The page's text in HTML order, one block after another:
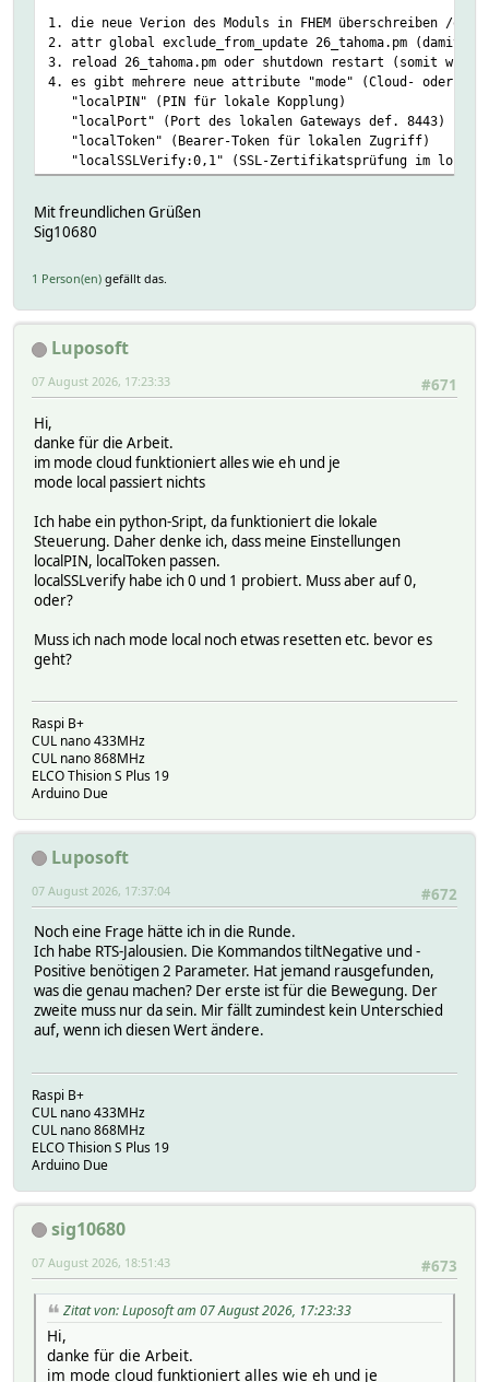
1. die neue Verion des Moduls in FHEM überschreiben /opt/
2. attr global exclude_from_update 26_tahoma.pm (damit
3. reload 26_tahoma.pm oder shutdown restart (somit wird
4. es gibt mehrere neue attribute "mode" (Cloud- oder
"localPIN" (PIN für lokale Kopplung)
"localPort" (Port des lokalen Gateways def. 8443)
"localToken" (Bearer-Token für lokalen Zugriff)
"localSSLVerify:0,1" (SSL-Zertifikatsprüfung im lokalen
Mit freundlichen Grüßen
Sig10680
1 Person(en) gefällt das.
Luposoft
#671
07 August 2026, 17:23:33
Hi,
danke für die Arbeit.
im mode cloud funktioniert alles wie eh und je
mode local passiert nichts
Ich habe ein python-Sript, da funktioniert die lokale
Steuerung. Daher denke ich, dass meine Einstellungen
localPIN, localToken passen.
localSSLverify habe ich 0 und 1 probiert. Muss aber auf 0,
oder?
Muss ich nach mode local noch etwas resetten etc. bevor es
geht?
Raspi B+
CUL nano 433MHz
CUL nano 868MHz
ELCO Thision S Plus 19
Arduino Due
Luposoft
#672
07 August 2026, 17:37:04
Noch eine Frage hätte ich in die Runde.
Ich habe RTS-Jalousien. Die Kommandos tiltNegative und -
Positive benötigen 2 Parameter. Hat jemand rausgefunden,
was die genau machen? Der erste ist für die Bewegung. Der
zweite muss nur da sein. Mir fällt zumindest kein Unterschied
auf, wenn ich diesen Wert ändere.
Raspi B+
CUL nano 433MHz
CUL nano 868MHz
ELCO Thision S Plus 19
Arduino Due
sig10680
#673
07 August 2026, 18:51:43
Zitat von: Luposoft am 07 August 2026, 17:23:33
Hi,
danke für die Arbeit.
im mode cloud funktioniert alles wie eh und je